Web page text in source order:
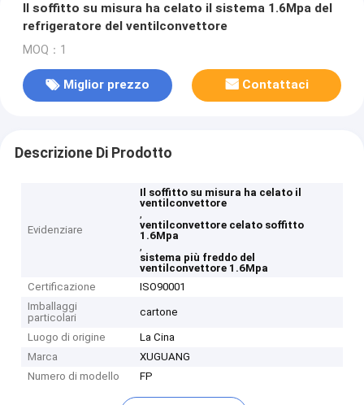
Il soffitto su misura ha celato il sistema 1.6Mpa del
refrigeratore del ventilconvettore
MOQ：1
Miglior prezzo Contattaci
Descrizione Di Prodotto
Evidenziare
Il soffitto su misura ha celato il
ventilconvettore
,
ventilconvettore celato soffitto
1.6Mpa
,
sistema più freddo del
ventilconvettore 1.6Mpa
Certificazione
ISO90001
Imballaggi
particolari
cartone
Luogo di origine
La Cina
Marca
XUGUANG
Numero di modello
FP